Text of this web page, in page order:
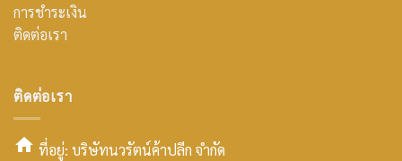
การชำระเงิน
ติดต่อเรา
ติดต่อเรา
ที่อยู่: บริษัทนวรัตน์ค้าปลีก จำกัด